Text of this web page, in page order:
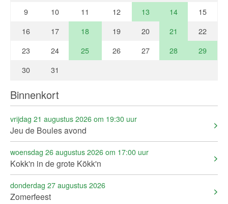
9
10 11 12 13 14
15
16
17 18 19 20 21
22
23
24 25 26 27 28
29
30
31
Binnenkort
vrijdag 21 augustus 2026 om 19:30 uur
Jeu de Boules avond
woensdag 26 augustus 2026 om 17:00 uur
Kokk'n in de grote Kökk'n
donderdag 27 augustus 2026
Zomerfeest